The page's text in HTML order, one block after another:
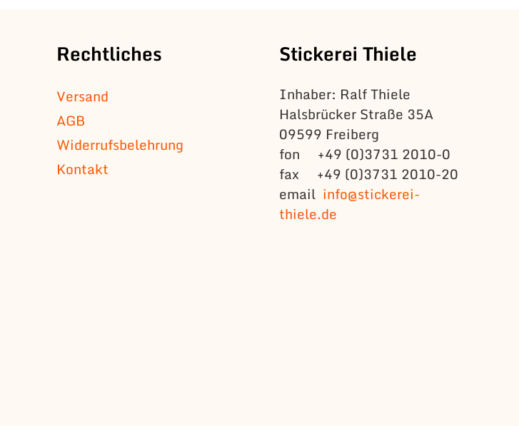
Rechtliches
Versand
AGB
Widerrufsbelehrung
Kontakt
Stickerei Thiele
Inhaber: Ralf Thiele
Halsbrücker Straße 35A
09599 Freiberg
fon +49 (0)3731 2010-0
fax +49 (0)3731 2010-20
email info@stickerei-
thiele.de